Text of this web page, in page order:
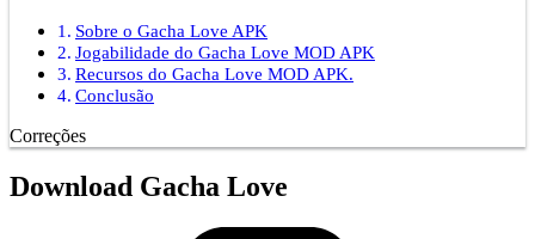
Sobre o Gacha Love APK
Jogabilidade do Gacha Love MOD APK
Recursos do Gacha Love MOD APK.
Conclusão
Correções
Download Gacha Love